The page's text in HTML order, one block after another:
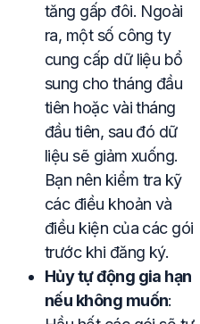
tăng gấp đôi. Ngoài
ra, một số công ty
cung cấp dữ liệu bổ
sung cho tháng đầu
tiên hoặc vài tháng
đầu tiên, sau đó dữ
liệu sẽ giảm xuống.
Bạn nên kiểm tra kỹ
các điều khoản và
điều kiện của các gói
trước khi đăng ký.
Hủy tự động gia hạn
nếu không muốn: